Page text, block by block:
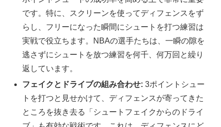
です。特に、スクリーンを使ってディフェンスをず
らし、フリーになった瞬間にシュートを打つ練習は
実戦で役立ちます。NBAの選手たちは、一瞬の隙を
逃さずにシュートを放つ練習を何千、何万回と繰り
返しています。
フェイクとドライブの組み合わせ: 3ポイントシュー
トを打つと見せかけて、ディフェンスが寄ってきた
ところを抜き去る「シュートフェイクからのドライ